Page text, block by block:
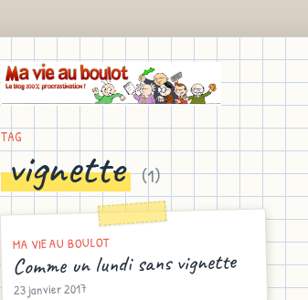
TAG
vignette (1)
MA VIE AU BOULOT
Comme un lundi sans vignette
23 janvier 2017